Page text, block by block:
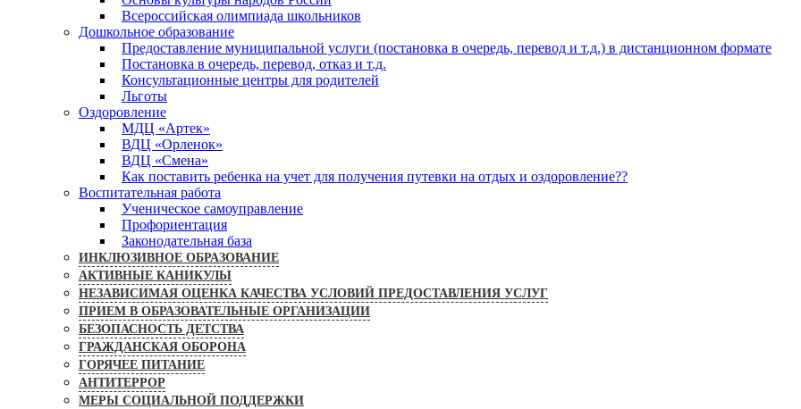
Всероссийская олимпиада школьников
Дошкольное образование
Предоставление муниципальной услуги (постановка в очередь, перевод и т.д.) в дистанционном формате
Постановка в очередь, перевод, отказ и т.д.
Консультационные центры для родителей
Льготы
Оздоровление
МДЦ «Артек»
ВДЦ «Орленок»
ВДЦ «Смена»
Как поставить ребенка на учет для получения путевки на отдых и оздоровление??
Воспитательная работа
Ученическое самоуправление
Профориентация
Законодательная база
ИНКЛЮЗИВНОЕ ОБРАЗОВАНИЕ
АКТИВНЫЕ КАНИКУЛЫ
НЕЗАВИСИМАЯ ОЦЕНКА КАЧЕСТВА УСЛОВИЙ ПРЕДОСТАВЛЕНИЯ УСЛУГ
ПРИЕМ В ОБРАЗОВАТЕЛЬНЫЕ ОРГАНИЗАЦИИ
БЕЗОПАСНОСТЬ ДЕТСТВА
ГРАЖДАНСКАЯ ОБОРОНА
ГОРЯЧЕЕ ПИТАНИЕ
АНТИТЕРРОР
МЕРЫ СОЦИАЛЬНОЙ ПОДДЕРЖКИ